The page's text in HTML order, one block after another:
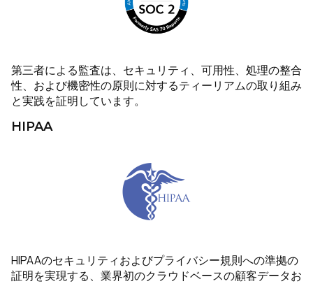
第三者による監査は、セキュリティ、可用性、処理の整合
性、および機密性の原則に対するティーリアムの取り組み
と実践を証明しています。
HIPAA
HIPAAのセキュリティおよびプライバシー規則への準拠の
証明を実現する、業界初のクラウドベースの顧客データお